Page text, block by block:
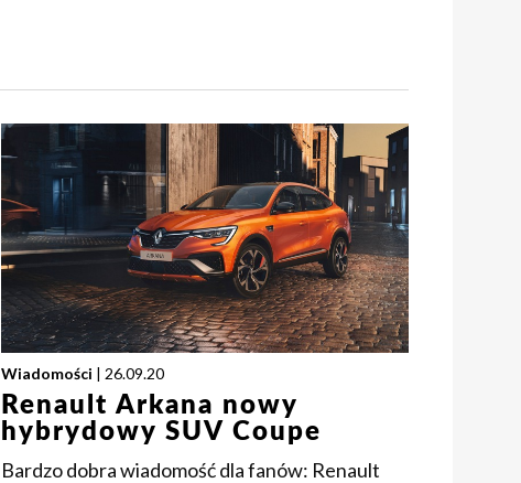
Wiadomości | 26.09.20
Renault Arkana nowy
hybrydowy SUV Coupe
Bardzo dobra wiadomość dla fanów: Renault